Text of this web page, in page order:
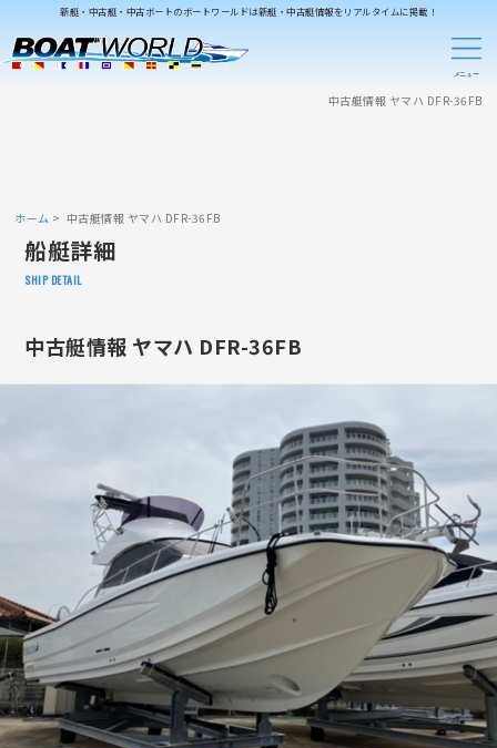
新艇・中古艇・中古ボートのボートワールドは新艇・中古艇情報をリアルタイムに掲載！
中古艇情報 ヤマハ DFR-36FB
ホーム 中古艇情報 ヤマハ DFR-36FB
船艇詳細
SHIP DETAIL
中古艇情報 ヤマハ DFR-36FB